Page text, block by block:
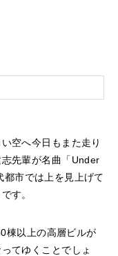
空へ今日もまた走り
先輩が名曲「Under
都市では上を見上げて
す。
棟以上の高層ビルが
てゆくことでしょ